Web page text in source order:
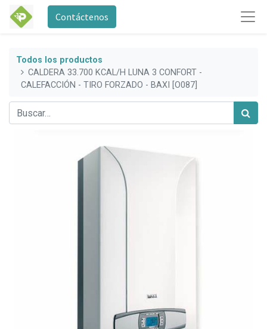
Contáctenos
Todos los productos
CALDERA 33.700 KCAL/H LUNA 3 CONFORT -
CALEFACCIÓN - TIRO FORZADO - BAXI [O087]